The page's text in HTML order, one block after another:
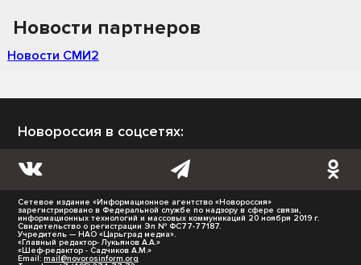
Новости партнеров
Новости СМИ2
Новороссия в соцсетях:
Сетевое издание «Информационное агентство «Новороссия»
зарегистрировано в Федеральной службе по надзору в сфере связи,
информационных технологий и массовых коммуникаций 20 ноября 2019 г.
Свидетельство о регистрации Эл № ФС77-77187.
Учредитель — НАО «Царьград медиа».
«Главный редактор- Лукьянов А.А.»
«Шеф-редактор - Садчиков А.М.»
Email: mail@novorosinform.org